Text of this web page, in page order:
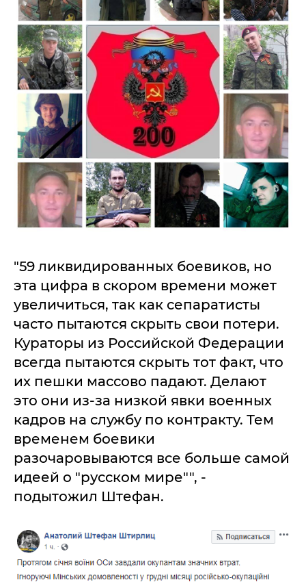
"59 ликвидированных боевиков, но
эта цифра в скором времени может
увеличиться, так как сепаратисты
часто пытаются скрыть свои потери.
Кураторы из Российской Федерации
всегда пытаются скрыть тот факт, что
их пешки массово падают. Делают
это они из-за низкой явки военных
кадров на службу по контракту. Тем
временем боевики
разочаровываются все больше самой
идеей о "русском мире"", -
подытожил Штефан.